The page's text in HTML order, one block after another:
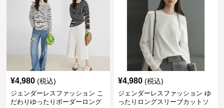
¥4,980 (税込)
ジェンダーレスファッション こ
だわりゆったりボーダーロング
¥4,980 (税込)
ジェンダーレスファッション ゆ
ったりロングスリーブカットソ